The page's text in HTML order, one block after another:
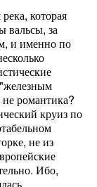
которая
вальсы, за
и именно по
романтика?
круиз по
не из
Ибо,